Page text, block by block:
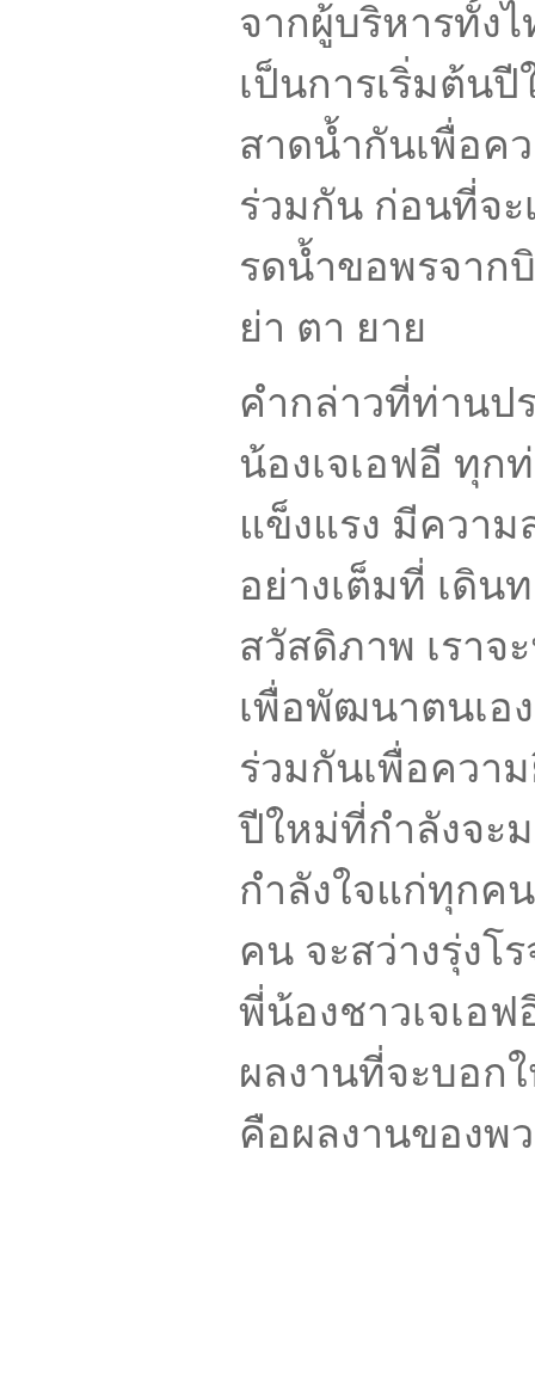
จากผู้บริหารทั้ง
เป็นการเริ่มต้น
สาดน้ำกันเพื่อค
ร่วมกัน ก่อนที่จะ
รดน้ำขอพรจาก
ย่า ตา ยาย
คำกล่าวที่ท่านป
น้องเจเอฟอี ทุก
แข็งแรง มีความ
อย่างเต็มที่ เดิน
สวัสดิภาพ เราจ
เพื่อพัฒนาตนเอ
ร่วมกันเพื่อควา
ปีใหม่ที่กำลังจะม
กำลังใจแก่ทุกค
คน จะสว่างรุ่งโ
พี่น้องชาวเจเอ
ผลงานที่จะบอก
คือผลงานของพ